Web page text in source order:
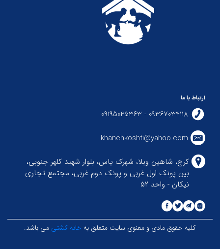
ارتباط با ما
09367034118 - 09195045363
khanehkoshti@yahoo.com
کرج، شاهین ویلا، شهرک یاس، بلوار شهید کلهر جنوبی،
بین پونک اول غربی و پونک دوم غربی، مجتمع تجاری
نیکان - واحد ۵۲
کلیه حقوق مادی و معنوی سایت متعلق به خانه کشتی می باشد.